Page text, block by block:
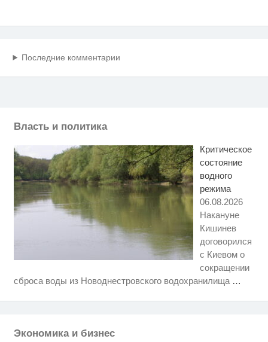
Последние комментарии
Власть и политика
Критическое
состояние
водного
режима
06.08.2026
Накануне
Кишинев
договорился
с Киевом о
сокращении
сброса воды из Новоднестровского водохранилища …
Экономика и бизнес
без слов! Пересмотрела 10 раз